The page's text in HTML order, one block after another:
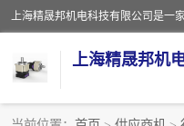
上海精晟邦机